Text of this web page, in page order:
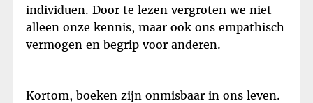
individuen. Door te lezen vergroten we niet
alleen onze kennis, maar ook ons empathisch
vermogen en begrip voor anderen.
Kortom, boeken zijn onmisbaar in ons leven.